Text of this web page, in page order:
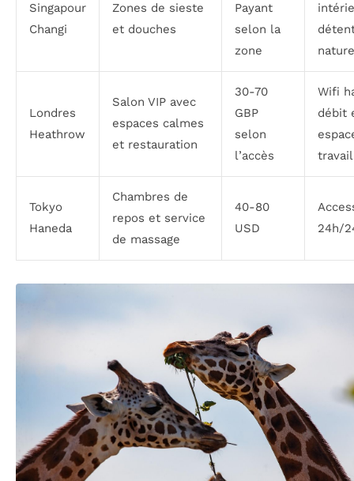
Singapour
Changi
Zones de sieste
et douches
Payant
selon la
zone
Londres
Heathrow
Salon VIP avec
espaces calmes
et restauration
30-70
GBP
selon
l’accès
Wifi
débit
travail
Tokyo
Haneda
Chambres de
repos et service
de massage
40-80
USD
24h/